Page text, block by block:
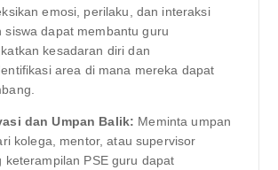
emosi, perilaku, dan interaksi
siswa dapat membantu guru
kesadaran diri dan
area di mana mereka dapat
dan Umpan Balik: Meminta umpan
kolega, mentor, atau supervisor
keterampilan PSE guru dapat